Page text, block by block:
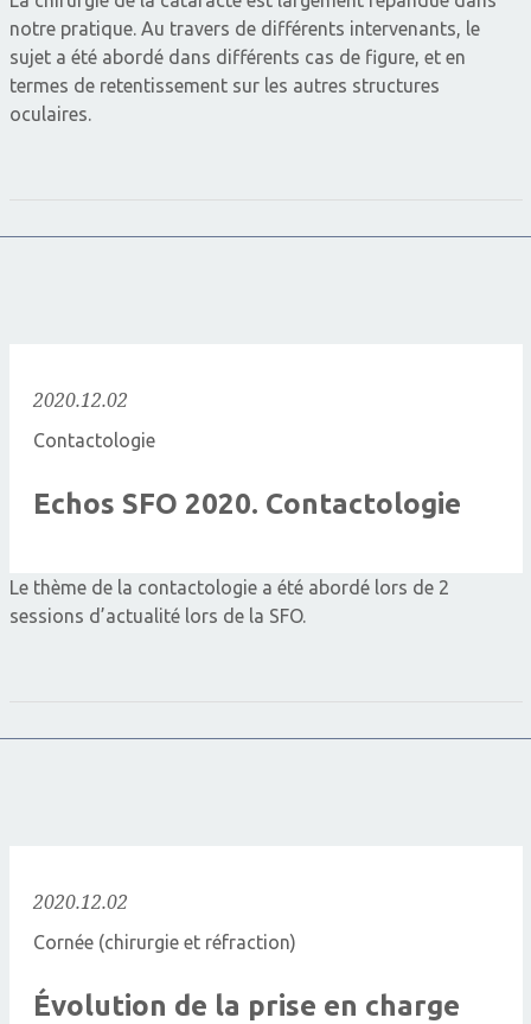
notre pratique. Au travers de différents intervenants, le
sujet a été abordé dans différents cas de figure, et en
termes de retentissement sur les autres structures
oculaires.
2020.12.02
Contactologie
Echos SFO 2020. Contactologie
Le thème de la contactologie a été abordé lors de 2
sessions d’actualité lors de la SFO.
2020.12.02
Cornée (chirurgie et réfraction)
Évolution de la prise en charge